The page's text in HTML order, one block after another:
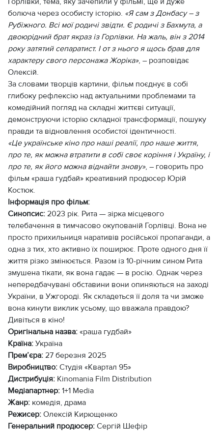
болюча через особисту історію. «Я сам з Донбасу – з
Рубіжного. Всі мої родичі звідти. Є родичі з Бахмута, а
двоюрідний брат якраз із Горлівки. На жаль, він з 2014
року затятий сепаратист. І от з нього я щось брав для
характеру свого персонажа Жоріка», – розповідає
Олексій.
За словами творців картини, фільм поєднує в собі
глибоку рефлексію над актуальними проблемами та
комедійний погляд на складні життєві ситуації,
демонструючи історію складної трансформації, пошуку
правди та відновлення особистої ідентичності.
«Це українське кіно про наші реалії, про наше життя,
про те, як можна втратити в собі своє коріння і Україну, і
про те, як його можна віднайти знову», – говорить про
фільм «раша гудбай» креативний продюсер Юрій
Костюк.
Інформація про фільм:
Синопсис: 2023 рік. Рита — зірка місцевого
телебачення в тимчасово окупованій Горлівці. Вона не
просто прихильниця наративів російської пропаганди, а
одна з тих, хто активно їх поширює. Проте одного дня її
життя різко змінюється. Разом із 10-річним сином Рита
змушена тікати, як вона гадає — в росію. Однак через
непередбачувані обставини вони опиняються на заході
України, в Ужгороді. Як складеться її доля та чи зможе
вона кинути виклик усьому, що вважала правдою?
Дивіться в кіно!
Оригінальна назва: «раша гудбай»
Країна: Україна
Прем’єра: 27 березня 2025
Виробництво: Студія «Квартал 95»
Дистрибуція: Kinomania Film Distribution
Медіапартнер: 1+1 Media
Жанр: комедія, драма
Режисер: Олексій Кирющенко
Генеральний продюсер: Сергій Шефір